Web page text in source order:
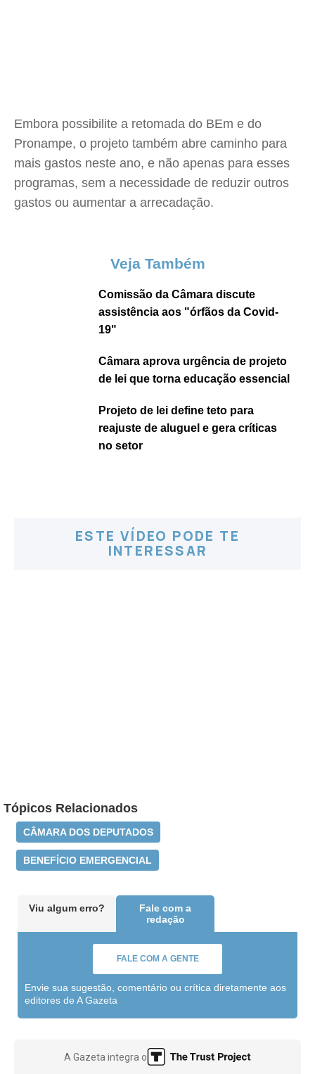
Embora possibilite a retomada do BEm e do
Pronampe, o projeto também abre caminho para
mais gastos neste ano, e não apenas para esses
programas, sem a necessidade de reduzir outros
gastos ou aumentar a arrecadação.
Veja Também
Comissão da Câmara discute
assistência aos "órfãos da Covid-
19"
Câmara aprova urgência de projeto
de lei que torna educação essencial
Projeto de lei define teto para
reajuste de aluguel e gera críticas
no setor
ESTE VÍDEO PODE TE
INTERESSAR
Tópicos Relacionados
CÂMARA DOS DEPUTADOS
BENEFÍCIO EMERGENCIAL
Viu algum erro?
Fale com a
redação
FALE COM A GENTE
Envie sua sugestão, comentário ou crítica diretamente aos
editores de A Gazeta
A Gazeta integra o